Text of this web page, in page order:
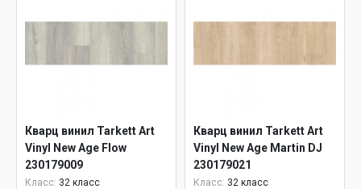
Кварц винил Tarkett Art
Vinyl New Age Flow
230179009
Класс: 32 класс
Кварц винил Tarkett Art
Vinyl New Age Martin DJ
230179021
Класс: 32 класс